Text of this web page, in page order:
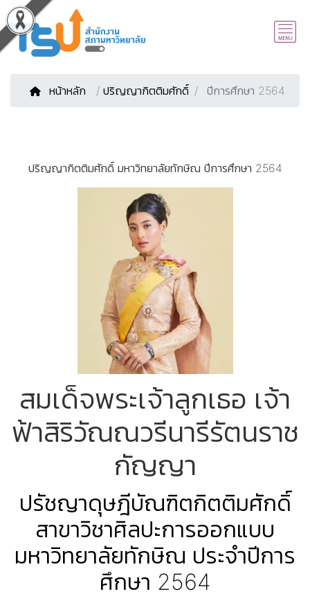
หน้าหลัก / ปริญญากิตติมศักดิ์ ปีการศึกษา 2564
ปริญญากิตติมศักดิ์ มหาวิทยาลัยทักษิณ ปีการศึกษา 2564
สมเด็จพระเจ้าลูกเธอ เจ้า
ฟ้าสิริวัณณวรีนารีรัตนราช
กัญญา
ปรัชญาดุษฎีบัณฑิตกิตติมศักดิ์
สาขาวิชาศิลปะการออกแบบ
มหาวิทยาลัยทักษิณ ประจำปีการ
ศึกษา 2564